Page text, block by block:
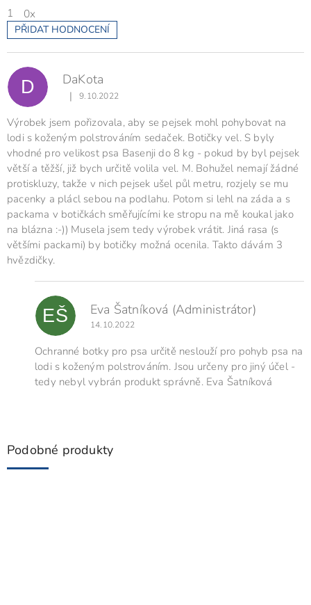
1
0x
PŘIDAT HODNOCENÍ
V
ý
p
i
s
o
d
n
o
c
e
n
í
D DaKota
Hodnocení produktu je 3 z 5 hvězdiček.
| 9.10.2022
Výrobek jsem pořizovala, aby se pejsek mohl pohybovat na
lodi s koženým polstrováním sedaček. Botičky vel. S byly
vhodné pro velikost psa Basenji do 8 kg - pokud by byl pejsek
větší a těžší, již bych určitě volila vel. M. Bohužel nemají žádné
protiskluzy, takže v nich pejsek ušel půl metru, rozjely se mu
pacenky a plácl sebou na podlahu. Potom si lehl na záda a s
packama v botičkách směřujícími ke stropu na mě koukal jako
na blázna :-)) Musela jsem tedy výrobek vrátit. Jiná rasa (s
většími packami) by botičky možná ocenila. Takto dávám 3
hvězdičky.
EŠ Eva Šatníková (Administrátor)
14.10.2022
Ochranné botky pro psa určitě neslouží pro pohyb psa na
lodi s koženým polstrováním. Jsou určeny pro jiný účel -
tedy nebyl vybrán produkt správně. Eva Šatníková
Podobné produkty